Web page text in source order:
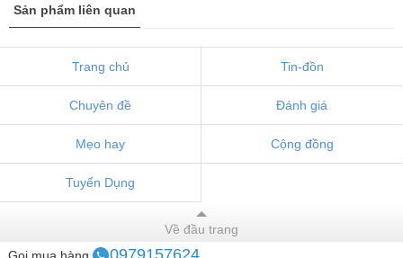
Sản phẩm liên quan
Trang chủ Tin-đồn
Chuyên đề Đánh giá
Mẹo hay Cộng đồng
Tuyển Dụng
Về đầu trang